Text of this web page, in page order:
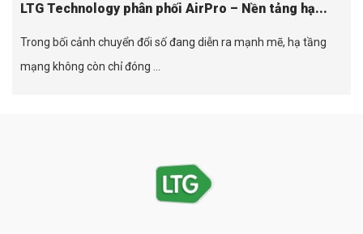
LTG Technology phân phối AirPro – Nền tảng hạ...
Trong bối cảnh chuyển đổi số đang diễn ra mạnh mẽ, hạ tầng
mạng không còn chỉ đóng ...